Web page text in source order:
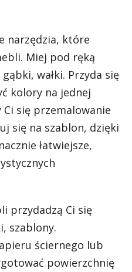
narzędzia, które
Miej pod ręką
wałki. Przyda się
kolory na jednej
się przemalowanie
się na szablon, dzięki
łatwiejsze,
przydadzą Ci się
szablony.
ściernego lub
powierzchnię